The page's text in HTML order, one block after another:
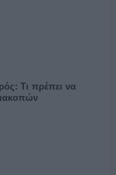
Τι πρέπει να